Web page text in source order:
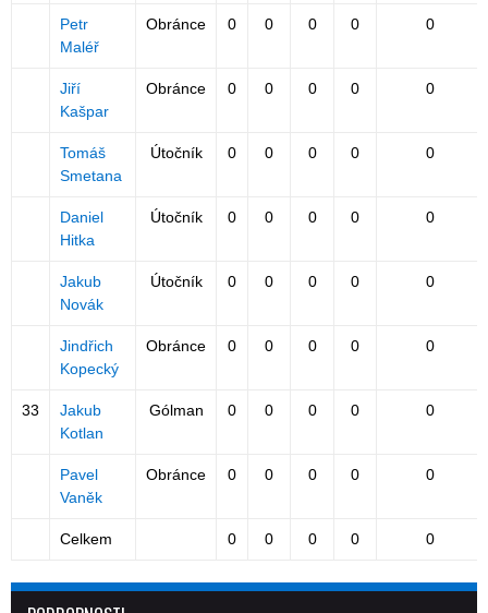
Petr
Maléř
Obránce 0 0 0 0 0
Jiří
Kašpar
Obránce 0 0 0 0 0
Tomáš
Smetana
Útočník 0 0 0 0 0
Daniel
Hitka
Útočník 0 0 0 0 0
Jakub
Novák
Útočník 0 0 0 0 0
Jindřich
Kopecký
Obránce 0 0 0 0 0
33
Jakub
Kotlan
Gólman 0 0 0 0 0
Pavel
Vaněk
Obránce 0 0 0 0 0
Celkem 0 0 0 0 0